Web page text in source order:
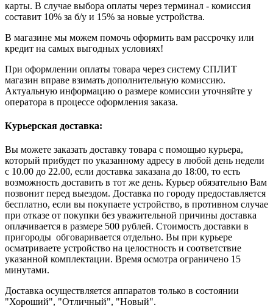
карты. В случае выбора оплаты через терминал - комиссия
составит 10% за б/у и 15% за новые устройства.
В магазине мы можем помочь оформить вам рассрочку или
кредит на самых выгодных условиях!
При оформлении оплаты товара через систему СПЛИТ
магазин вправе взимать дополнительную комиссию.
Актуальную информацию о размере комиссии уточняйте у
оператора в процессе оформления заказа.
Курьерская доставка:
Вы можете заказать доставку товара с помощью курьера,
который прибудет по указанному адресу в любой день недели
с 10.00 до 22.00, если доставка заказана до 18:00, то есть
возможность доставить в тот же день. Курьер обязательно Вам
позвонит перед выездом. Доставка по городу предоставляется
бесплатно, если вы покупаете устройство, в противном случае
при отказе от покупки без уважительной причины доставка
оплачивается в размере 500 рублей. Стоимость доставки в
пригороды обговаривается отдельно. Вы при курьере
осматриваете устройство на целостность и соответствие
указанной комплектации. Время осмотра ограничено 15
минутами.
Доставка осуществляется аппаратов только в состоянии
"Хороший", "Отличный", "Новый".